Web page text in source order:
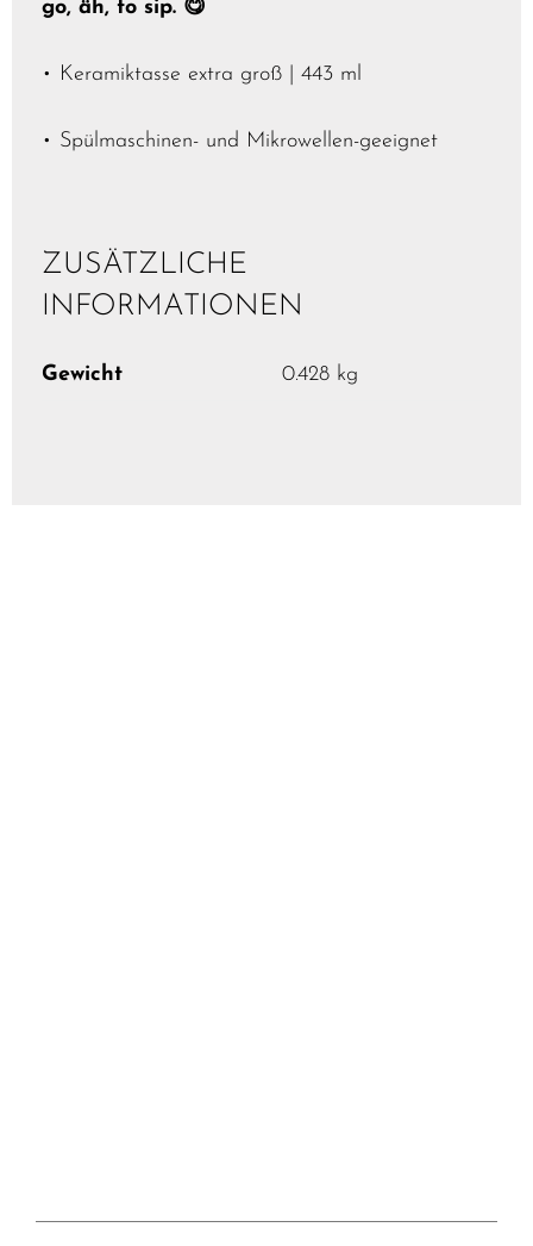
go, äh, to sip. 😋
• Keramiktasse extra groß | 443 ml
• Spülmaschinen- und Mikrowellen-geeignet
ZUSÄTZLICHE
INFORMATIONEN
Gewicht 0.428 kg